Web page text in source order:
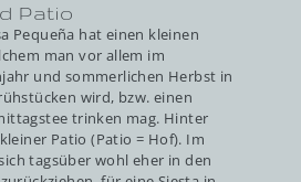
Patio
Pequeña hat einen kleinen
man vor allem im
und sommerlichen Herbst in
wird, bzw. einen
trinken mag. Hinter
Patio (Patio = Hof). Im
tagsüber wohl eher in den